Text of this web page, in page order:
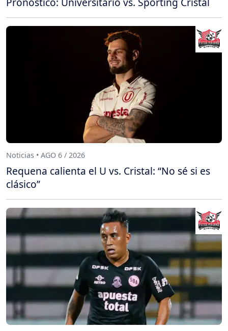
Noticias • AGO 6 / 2026
Requena calienta el U vs. Cristal: “No sé si es
clásico”